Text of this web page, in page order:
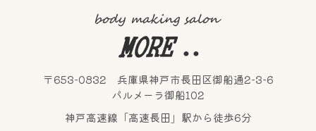
〒653-0832 兵庫県神戸市長田区御船通2-3-6
パルメーラ御船102
神戸高速線「高速長田」駅から徒歩6分